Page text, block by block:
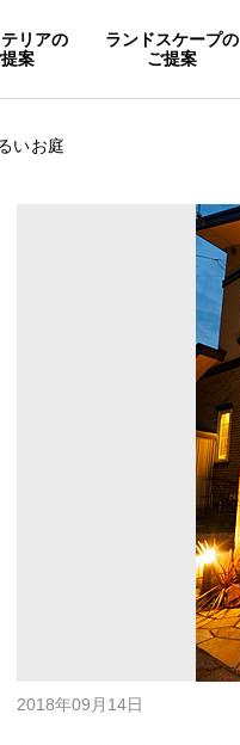
リアの
案
ランドスケープの
ご提案
いお庭
2018年09月14日